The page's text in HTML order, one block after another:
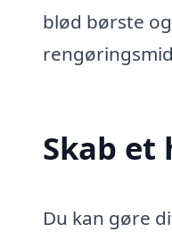
blød børste
Skab
Du kan gøre